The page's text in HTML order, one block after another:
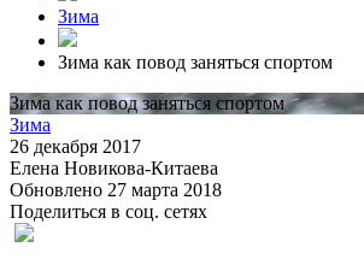
Зима
Зима как повод заняться спортом
Зима как повод заняться спортом
Зима
26 декабря 2017
Елена Новикова-Китаева
Обновлено 27 марта 2018
Поделиться в соц. сетях